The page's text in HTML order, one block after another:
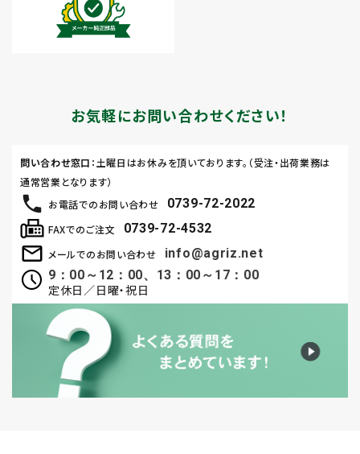
お気軽にお問い合わせください！
お電話でのお問い合わせ 0739-72-2022
メールでのお問い合わせ
info@agriz.net
9：00～12：00、13：00～17：00
定休日／日曜・祝日
FAXでのご注文 0739-72-4532
問い合わせ窓口 ：土曜日はお休みを頂いております。（受注・出荷業務は
通常営業となります）